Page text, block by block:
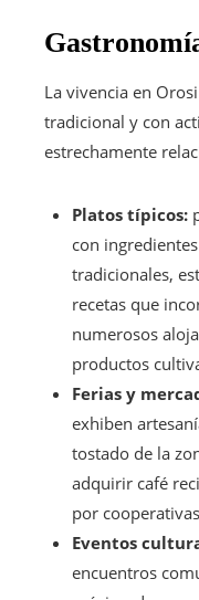
La vivencia en
tradicional y con
estrechamente
Platos típicos:
con
tradicionales,
recetas que
numerosos
productos
Ferias y
exhiben
tostado de la
adquirir café
por
Eventos
encuentros